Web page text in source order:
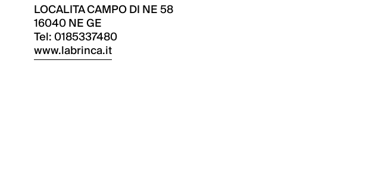
LOCALITA CAMPO DI NE 58
16040 NE GE
Tel: 0185337480
www.labrinca.it